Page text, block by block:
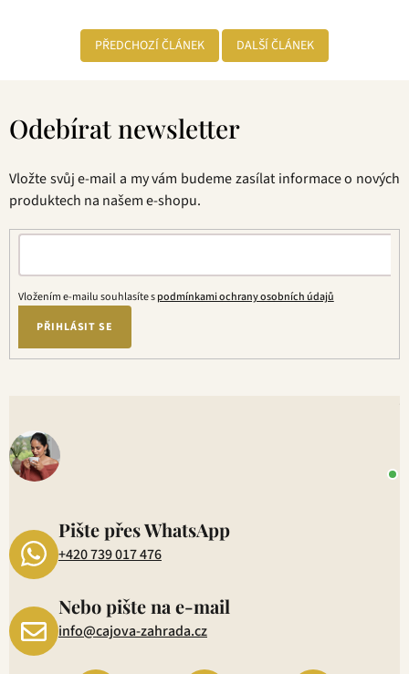
PŘEDCHOZÍ ČLÁNEK DALŠÍ ČLÁNEK
Odebírat newsletter
Vložte svůj e-mail a my vám budeme zasílat informace o nových
produktech na našem e-shopu.
Vložením e-mailu souhlasíte spodmínkami ochrany osobních údajů
PŘIHLÁSIT SE
Pište přes WhatsApp
+420 739 017 476
Nebo pište na e-mail
info@cajova-zahrada.cz